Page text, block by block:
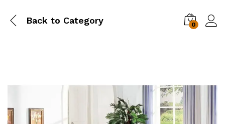
Back to Category 0